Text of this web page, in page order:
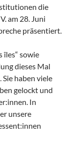
die
am 28. Juni
präsentiert.
îles“ sowie
dieses Mal
haben viele
gelockt und
In
unsere